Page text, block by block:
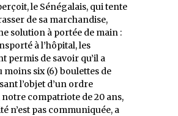
le Sénégalais, qui tente
de sa marchandise,
solution à portée de main :
à l’hôpital, les
permis de savoir qu’il a
six (6) boulettes de
l’objet d’un ordre
notre compatriote de 20 ans,
n’est pas communiquée, a